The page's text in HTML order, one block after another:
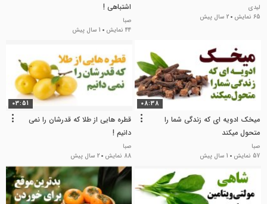
لیدی
65 نمایش
2 سال پیش
اشتباهی !
صبا
44 نمایش
1 سال پیش
08:38
میخک ادویه ای که زندگی شما را
متحول میکند
صبا
57 نمایش
1 سال پیش
03:51
قطره هایی از طلا که قدرشان را نمی
دانیم !
صبا
88 نمایش
2 سال پیش